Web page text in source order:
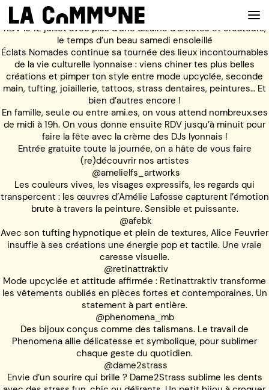
VOIR LA CARTE
CHEFS
PROG’
BAR
PRIVATISER
RESERVER
À PROPOS
RDV le 12 juillet avec plus d’une dizaine d’artistes et créateurs,
le temps d’un beau samedi ensoleillé
Éclats Nomades continue sa tournée des lieux incontournables
de la vie culturelle lyonnaise : viens chiner tes plus belles
créations et pimper ton style entre mode upcyclée, seconde
main, tufting, joiaillerie, tattoos, strass dentaires, peintures… Et
bien d’autres encore !
En famille, seul.e ou entre ami.es, on vous attend nombreux.ses
de midi à 19h. On vous donne ensuite RDV jusqu’à minuit pour
faire la fête avec la crème des DJs lyonnais !
Entrée gratuite toute la journée, on a hâte de vous faire
(re)découvrir nos artistes
@amelielfs_artworks
Les couleurs vives, les visages expressifs, les regards qui
transpercent : les œuvres d’Amélie Lafosse capturent l’émotion
brute à travers la peinture. Sensible et puissante.
@afebk
Avec son tufting hypnotique et plein de textures, Alice Feuvrier
insuffle à ses créations une énergie pop et tactile. Une vraie
caresse visuelle.
@retinattraktiv
Mode upcyclée et attitude affirmée : Retinattraktiv transforme
les vêtements oubliés en pièces fortes et contemporaines. Un
statement à part entière.
@phenomena_mb
Des bijoux conçus comme des talismans. Le travail de
Phenomena allie délicatesse et symbolique, pour sublimer
chaque geste du quotidien.
@dame2strass
Envie d’un sourire qui brille ? Dame2Strass sublime les dents